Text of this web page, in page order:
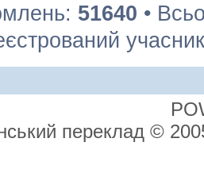
51640 •
переклад ©